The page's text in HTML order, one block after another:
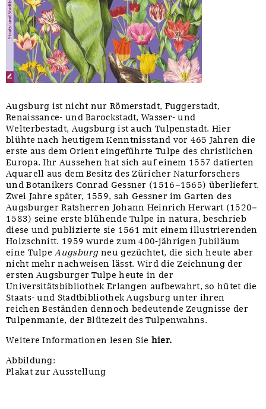
Augsburg ist nicht nur Römerstadt, Fuggerstadt,
Renaissance- und Barockstadt, Wasser- und
Welterbestadt, Augsburg ist auch Tulpenstadt. Hier
blühte nach heutigem Kenntnisstand vor 465 Jahren die
erste aus dem Orient eingeführte Tulpe des christlichen
Europa. Ihr Aussehen hat sich auf einem 1557 datierten
Aquarell aus dem Besitz des Züricher Naturforschers
und Botanikers Conrad Gessner (1516–1565) überliefert.
Zwei Jahre später, 1559, sah Gessner im Garten des
Augsburger Ratsherren Johann Heinrich Herwart (1520–
1583) seine erste blühende Tulpe in natura, beschrieb
diese und publizierte sie 1561 mit einem illustrierenden
Holzschnitt. 1959 wurde zum 400-jährigen Jubiläum
eine TulpeAugsburgneu gezüchtet, die sich heute aber
nicht mehr nachweisen lässt. Wird die Zeichnung der
ersten Augsburger Tulpe heute in der
Universitätsbibliothek Erlangen aufbewahrt, so hütet die
Staats- und Stadtbibliothek Augsburg unter ihren
reichen Beständen dennoch bedeutende Zeugnisse der
Tulpenmanie, der Blütezeit des Tulpenwahns.
Weitere Informationen lesen Sie hier.
Abbildung:
Plakat zur Ausstellung